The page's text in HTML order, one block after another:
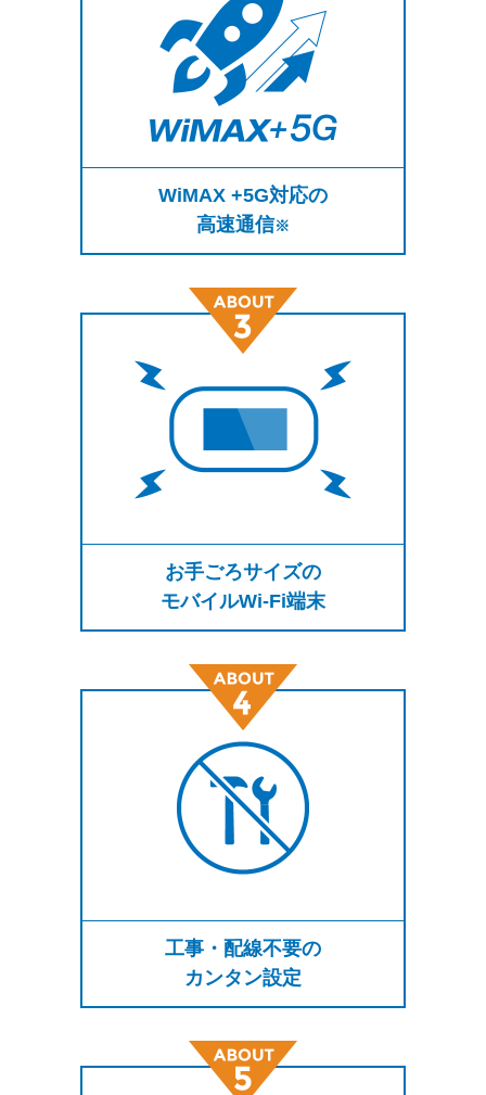
WiMAX +5G対応の
高速通信※
お手ごろサイズの
モバイルWi-Fi端末
工事・配線不要の
カンタン設定